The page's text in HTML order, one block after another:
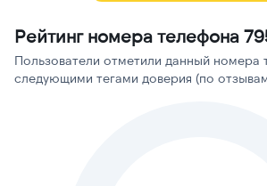
Рейтинг номера телефона
Пользователи отметили данный номера
следующими тегами доверия (по